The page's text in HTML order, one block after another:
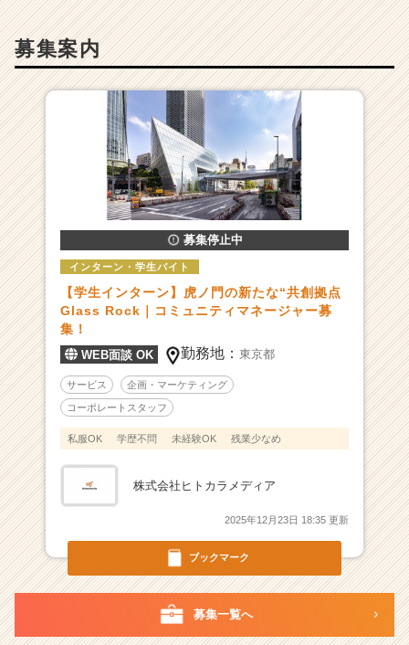
「地
方」
「働
く」
も
「暮
ら
す」
も
と
オ
シ
ロ
く
で
き
る！
ベ
ー・
長
企
募集案内
ブックマーク
募集停止中
インターン・学生バイト
【学生インターン】虎ノ門の新たな“共創拠点
Glass Rock｜コミュニティマネージャー募
集！
WEB面談 OK 勤務地：東京都
サービス 企画・マーケティング
コーポレートスタッフ
私服OK 学歴不問 未経験OK 残業少なめ
株式会社ヒトカラメディア
2025年12月23日 18:35 更新
募集一覧へ